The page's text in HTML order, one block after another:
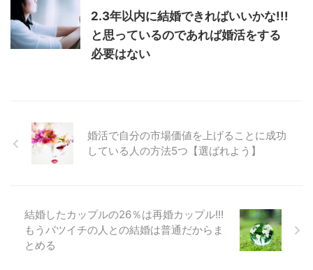
2.3年以内に結婚できればいいかな!!!
と思っているのであれば婚活をする
必要はない
婚活で自分の市場価値を上げることに成功
している人の方法5つ【選ばれよう】
結婚したカップルの26％は再婚カップル!!!
もうバツイチの人との結婚は普通だからま
とめる